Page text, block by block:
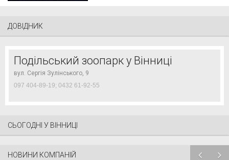
ДОВІДНИК
Подільський зоопарк у Вінниці
вул. Сергія Зулінського, 9
097 404-89-19; 0432 61-92-55
СЬОГОДНІ У ВІННИЦІ
НОВИНИ КОМПАНІЙ